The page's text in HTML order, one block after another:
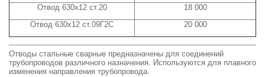
Отвод 630x12 ст.20
18 000
Отвод 630x12 ст.09Г2С
20 000
Отводы стальные сварные предназначены для соединений
трубопроводов различного назначения. Используются для плавного
изменения направления трубопровода.